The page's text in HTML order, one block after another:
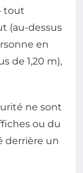
tout
(au-dessus
en
de 1,20 m),
ne sont
ou du
derrière un